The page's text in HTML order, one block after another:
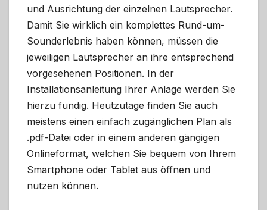
und Ausrichtung der einzelnen Lautsprecher.
Damit Sie wirklich ein komplettes Rund-um-
Sounderlebnis haben können, müssen die
jeweiligen Lautsprecher an ihre entsprechend
vorgesehenen Positionen. In der
Installationsanleitung Ihrer Anlage werden Sie
hierzu fündig. Heutzutage finden Sie auch
meistens einen einfach zugänglichen Plan als
.pdf-Datei oder in einem anderen gängigen
Onlineformat, welchen Sie bequem von Ihrem
Smartphone oder Tablet aus öffnen und
nutzen können.